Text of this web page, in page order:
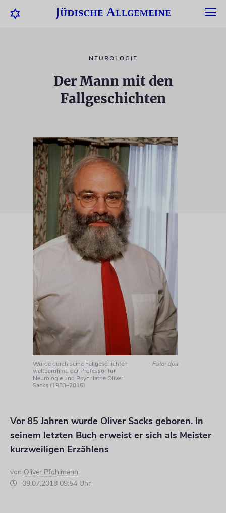
NEUROLOGIE
Der Mann mit den
Fallgeschichten
Wurde durch seine Fallgeschichten
weltberühmt: der Professor für
Neurologie und Psychiatrie Oliver
Sacks (1933–2015)
Foto: dpa
Vor 85 Jahren wurde Oliver Sacks geboren. In
seinem letzten Buch erweist er sich als Meister
kurzweiligen Erzählens
von Oliver Pfohlmann
09.07.2018 09:54 Uhr